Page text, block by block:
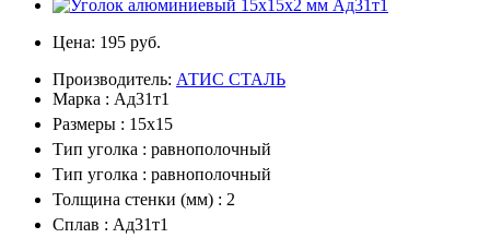
Цена: 195 руб.
Производитель: АТИС СТАЛЬ
Марка : Ад31т1
Размеры : 15х15
Тип уголка : равнополочный
Тип уголка : равнополочный
Толщина стенки (мм) : 2
Сплав : Ад31т1